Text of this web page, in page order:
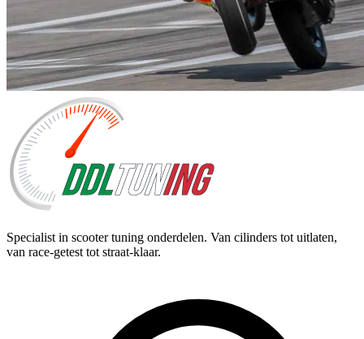
Specialist in scooter tuning onderdelen. Van cilinders tot uitlaten,
van race-getest tot straat-klaar.